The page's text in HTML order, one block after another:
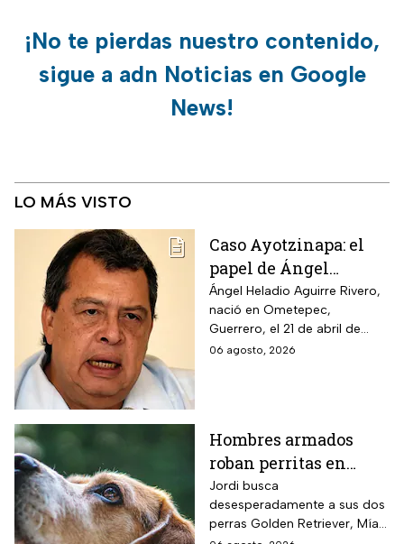
¡No te pierdas nuestro contenido,
sigue a adn Noticias en Google
News!
LO MÁS VISTO
Caso Ayotzinapa: el
papel de Ángel
Aguirre en la
desaparición de los
normalistas en 2014
Ángel Heladio Aguirre Rivero,
nació en Ometepec,
Guerrero, el 21 de abril de
1956. Estudió la Licenciatura
06 agosto, 2026
Hombres armados
roban perritas en
Veracruz
Jordi busca
desesperadamente a sus dos
perras Golden Retriever, Mía y